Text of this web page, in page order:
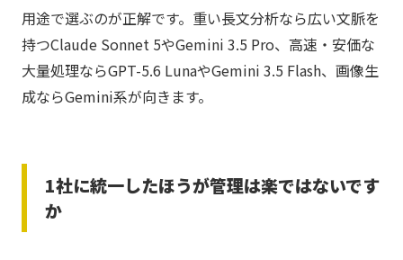
用途で選ぶのが正解です。重い長文分析なら広い文脈を
持つClaude Sonnet 5やGemini 3.5 Pro、高速・安価な
大量処理ならGPT-5.6 LunaやGemini 3.5 Flash、画像生
成ならGemini系が向きます。
1社に統一したほうが管理は楽ではないです
か